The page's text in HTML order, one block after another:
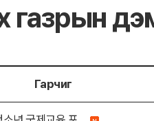
газрын
Гарчиг